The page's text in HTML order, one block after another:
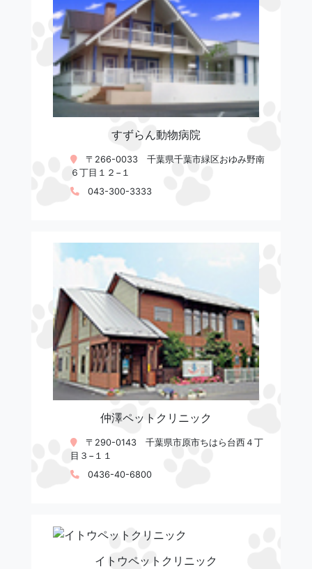
すずらん動物病院
〒266-0033 千葉県千葉市緑区おゆみ野南
６丁目１２−１
043-300-3333
仲澤ペットクリニック
〒290-0143 千葉県市原市ちはら台西４丁
目３−１１
0436-40-6800
イトウペットクリニック